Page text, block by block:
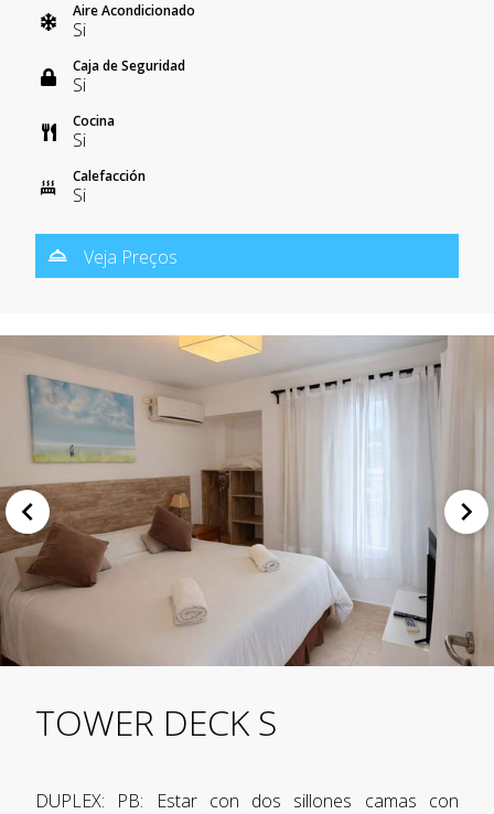
Aire Acondicionado
Si
Caja de Seguridad
Si
Cocina
Si
Calefacción
Si
Veja Preços
TOWER DECK S
DUPLEX: PB: Estar con dos sillones camas con